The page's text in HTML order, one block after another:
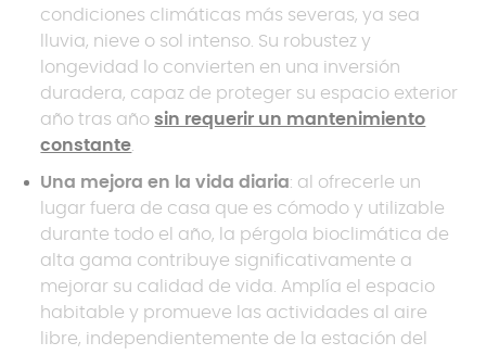
condiciones climáticas más severas, ya sea
lluvia, nieve o sol intenso. Su robustez y
longevidad lo convierten en una inversión
duradera, capaz de proteger su espacio exterior
año tras añosin requerir un mantenimiento
constante.
Una mejora en la vida diaria: al ofrecerle un
lugar fuera de casa que es cómodo y utilizable
durante todo el año, la pérgola bioclimática de
alta gama contribuye significativamente a
mejorar su calidad de vida. Amplía el espacio
habitable y promueve las actividades al aire
libre, independientemente de la estación del